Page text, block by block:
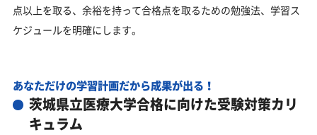
点以上を取る、余裕を持って合格点を取るための勉強法、学習ス
ケジュールを明確にします。
あなただけの学習計画だから成果が出る！
茨城県立医療大学合格に向けた受験対策カリ
キュラム